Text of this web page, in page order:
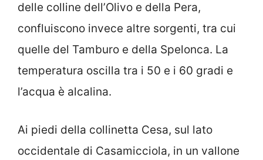
delle colline dell’Olivo e della Pera,
confluiscono invece altre sorgenti, tra cui
quelle del Tamburo e della Spelonca. La
temperatura oscilla tra i 50 e i 60 gradi e
l’acqua è alcalina.
Ai piedi della collinetta Cesa, sul lato
occidentale di Casamicciola, in un vallone